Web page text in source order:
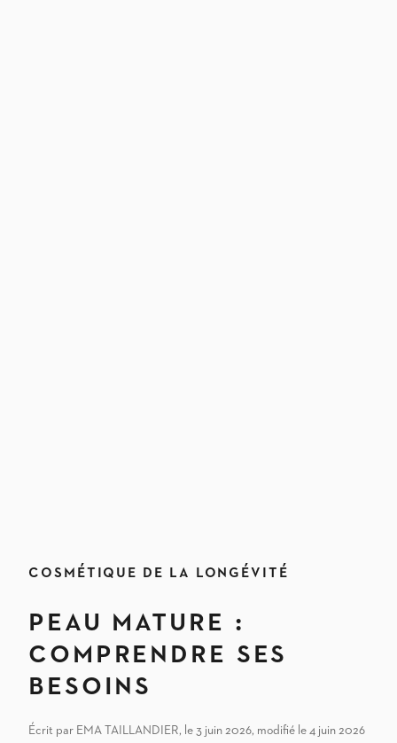
COSMÉTIQUE DE LA LONGÉVITÉ
Peau mature :
comprendre ses
besoins
Écrit par EMA TAILLANDIER, le 3 juin 2026, modifié le 4 juin 2026